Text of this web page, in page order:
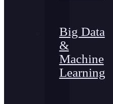
Big Data
&
Machine
Learning